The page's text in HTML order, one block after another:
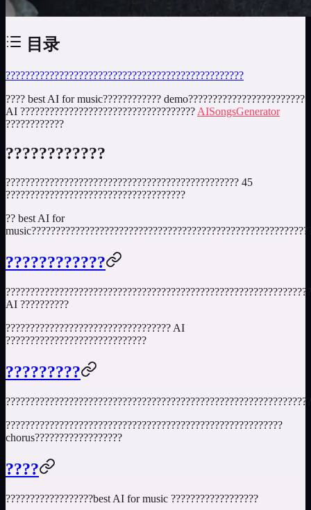
目录
?????????????????????????????????????????????????
???? best AI for music???????????? demo????????????????????????
AI ???????????????????????????????????? AISongsGenerator
????????????
????????????
???????????????????????????????????????????????? 45
?????????????????????????????????????
?? best AI for
music
????????????
AI ??????????
?????????????????????????????????? AI
?????????????????????????????
?????????
?????????????????????????????????????????????????????????
chorus??????????????????
????
??????????????????best AI for music ??????????????????